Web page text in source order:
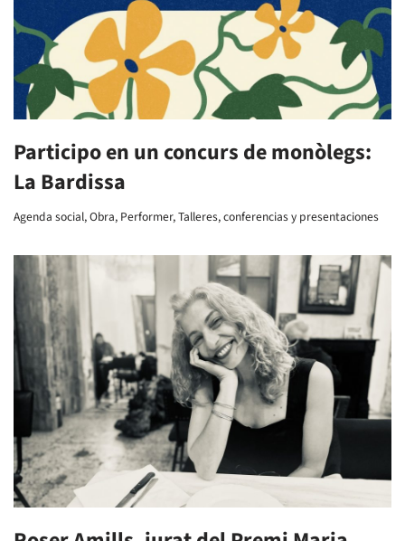
Participo en un concurs de monòlegs:
La Bardissa
Agenda social,Obra, Performer,Talleres, conferencias y presentaciones